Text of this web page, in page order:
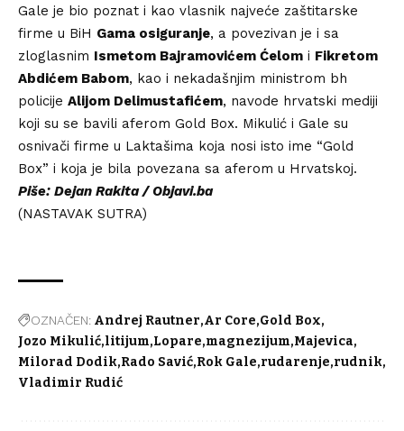
Gale je bio poznat i kao vlasnik najveće zaštitarske
firme u BiH Gama osiguranje, a povezivan je i sa
zloglasnim Ismetom Bajramovićem Ćelom i Fikretom
Abdićem Babom, kao i nekadašnjim ministrom bh
policije Alijom Delimustafićem, navode hrvatski mediji
koji su se bavili aferom Gold Box. Mikulić i Gale su
osnivači firme u Laktašima koja nosi isto ime “Gold
Box” i koja je bila povezana sa aferom u Hrvatskoj.
Piše: Dejan Rakita / Objavi.ba
(NASTAVAK SUTRA)
OZNAČEN: Andrej Rautner Ar Core Gold Box
Jozo Mikulić litijum Lopare magnezijum Majevica
Milorad Dodik Rado Savić Rok Gale rudarenje rudnik
Vladimir Rudić